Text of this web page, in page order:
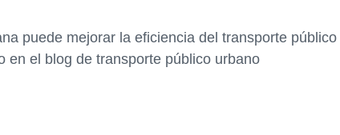
puede mejorar la eficiencia del transporte público
en el blog de transporte público urbano